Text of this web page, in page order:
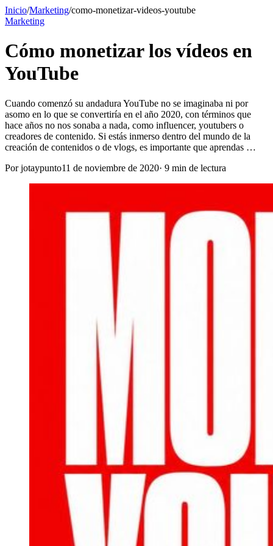
Inicio/Marketing/como-monetizar-videos-youtube
Marketing
Cómo monetizar los vídeos en
YouTube
Cuando comenzó su andadura YouTube no se imaginaba ni por
asomo en lo que se convertiría en el año 2020, con términos que
hace años no nos sonaba a nada, como influencer, youtubers o
creadores de contenido. Si estás inmerso dentro del mundo de la
creación de contenidos o de vlogs, es importante que aprendas …
Porjotaypunto11 de noviembre de 2020· 9 min de lectura